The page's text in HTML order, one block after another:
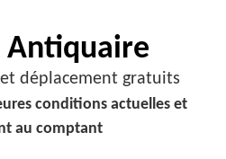
Antiquaire
déplacement gratuits
conditions actuelles et
au comptant